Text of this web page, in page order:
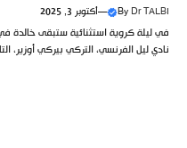
By Dr TALBI
—أكتوبر 3, 2025
في ليلة كروية استثنائية ستبقى
نادي ليل الفرنسي، التركي بيركي أوزير،